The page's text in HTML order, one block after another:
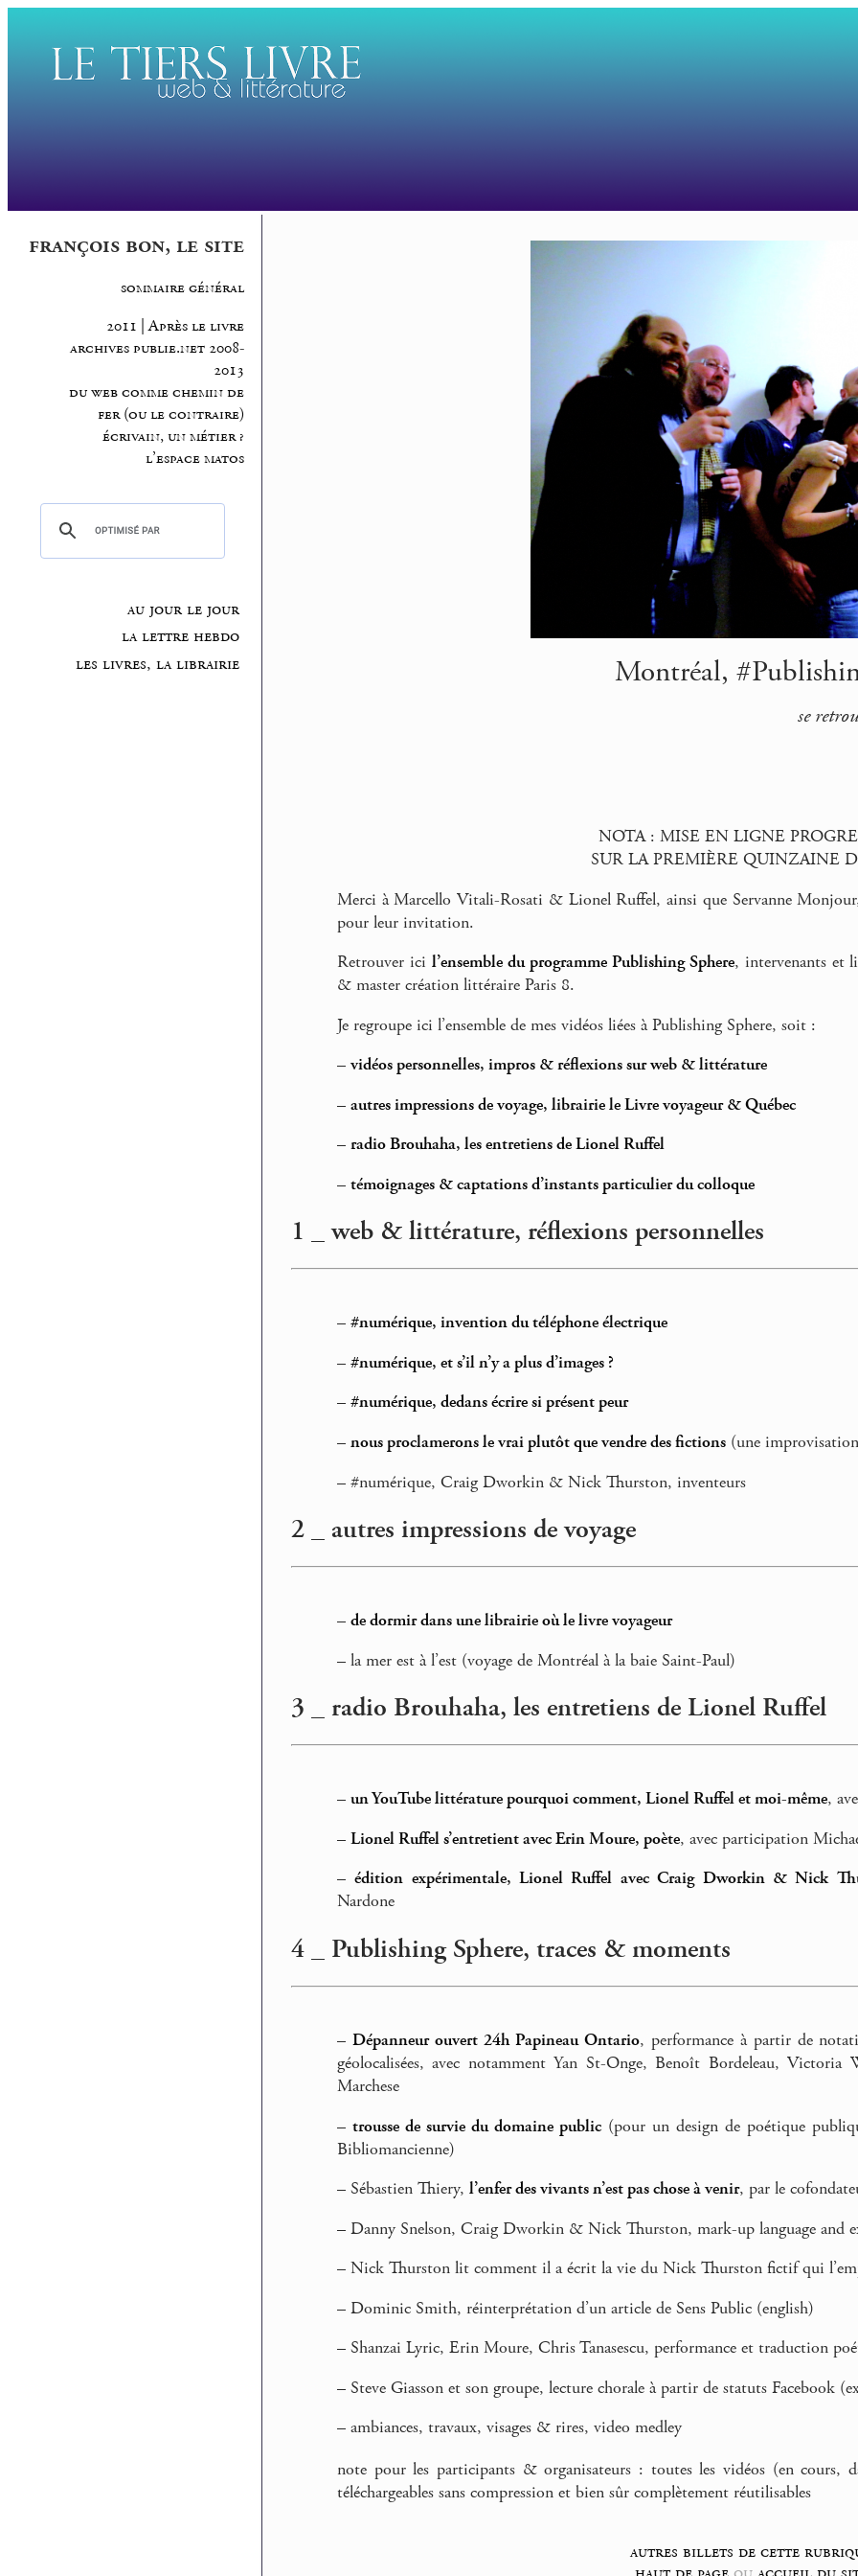
françois bon, le site
sommaire général
2011 | Après le livre
archives publie.net 2008-
2013
du web comme chemin de
fer (ou le contraire)
écrivain, un métier ?
l’espace matos
au jour le jour
la lettre hebdo
les livres, la librairie
Montréal,
se
NOTA : MISE EN LIGNE
SUR LA PREMIÈRE QUINZAINE
Merci à Marcello Vitali-Rosati & Lionel Ruffel, ainsi que Servanne
pour leur invitation.
Retrouver ici l’ensemble du programme Publishing Sphere, intervenants et
& master création littéraire Paris 8.
Je regroupe ici l’ensemble de mes vidéos liées à Publishing Sphere, soit :
– vidéos personnelles, impros & réflexions sur web & littérature
– autres impressions de voyage, librairie le Livre voyageur & Québec
– radio Brouhaha, les entretiens de Lionel Ruffel
– témoignages & captations d’instants particulier du colloque
1 _ web & littérature, réflexions personnelles
– #numérique, invention du téléphone électrique
– #numérique, et s’il n’y a plus d’images ?
– #numérique, dedans écrire si présent peur
– nous proclamerons le vrai plutôt que vendre des fictions (une
– #numérique, Craig Dworkin & Nick Thurston, inventeurs
2 _ autres impressions de voyage
– de dormir dans une librairie où le livre voyageur
– la mer est à l’est (voyage de Montréal à la baie Saint-Paul)
3 _ radio Brouhaha, les entretiens de Lionel Ruffel
– un YouTube littérature pourquoi comment, Lionel Ruffel et moi-même,
– Lionel Ruffel s’entretient avec Erin Moure, poète, avec participation
– édition expérimentale, Lionel Ruffel avec Craig Dworkin & Nick
Nardone
4 _ Publishing Sphere, traces & moments
– Dépanneur ouvert 24h Papineau Ontario, performance à partir de
géolocalisées, avec notamment Yan St-Onge, Benoît Bordeleau,
Marchese
– trousse de survie du domaine public (pour un design de poétique
Bibliomancienne)
– Sébastien Thiery, l’enfer des vivants n’est pas chose à venir, par le
– Danny Snelson, Craig Dworkin & Nick Thurston, mark-up language and
– Nick Thurston lit comment il a écrit la vie du Nick Thurston fictif qui
– Dominic Smith, réinterprétation d’un article de Sens Public (english)
– Shanzai Lyric, Erin Moure, Chris Tanasescu, performance et traduction
– Steve Giasson et son groupe, lecture chorale à partir de statuts Facebook
– ambiances, travaux, visages & rires, video medley
note pour les participants & organisateurs : toutes les vidéos (en cours,
téléchargeables sans compression et bien sûr complètement réutilisables
autres billets de cette